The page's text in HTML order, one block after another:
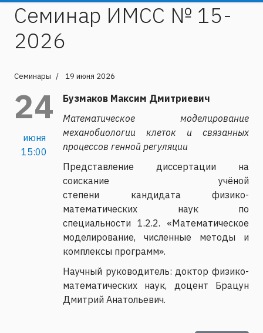
Семинар ИМСС № 15-
2026
Семинары 19 июня 2026
24
июня
15:00
Бузмаков Максим Дмитриевич
Математическое моделирование
механобиологии клеток и связанных
процессов генной регуляции
Представление диссертации на
соискание учёной
степени кандидата физико-
математических наук по
специальности 1.2.2. «Математическое
моделирование, численные методы и
комплексы программ».
Научный руководитель: доктор физико-
математических наук, доцент Брацун
Дмитрий Анатольевич.